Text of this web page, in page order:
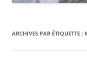
ARCHIVES PAR ÉTIQUETTE :